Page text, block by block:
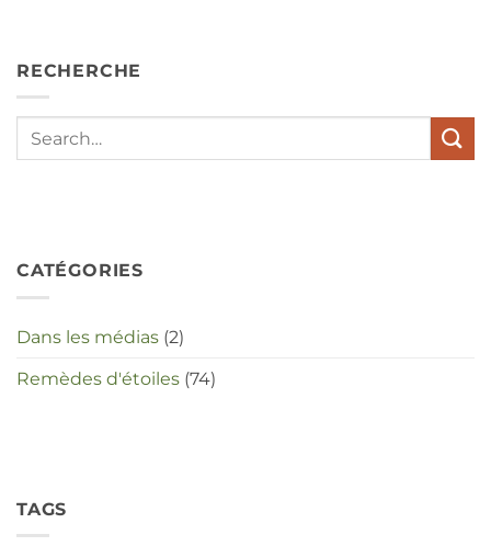
in
RECHERCHE
CATÉGORIES
Dans les médias (2)
Remèdes d'étoiles (74)
TAGS